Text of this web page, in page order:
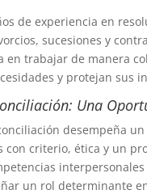
de experiencia en
sucesiones y
en trabajar de manera
y protejan sus
Una
desempeña
con criterio, ética y un
un rol determinante